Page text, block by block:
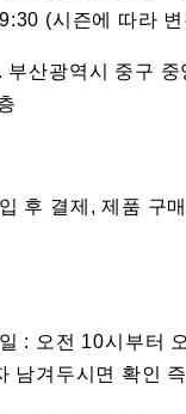
(시즌에 따라
부산광역시 중구
후 결제, 제품 구
: 오전 10시부터
남겨두시면 확인